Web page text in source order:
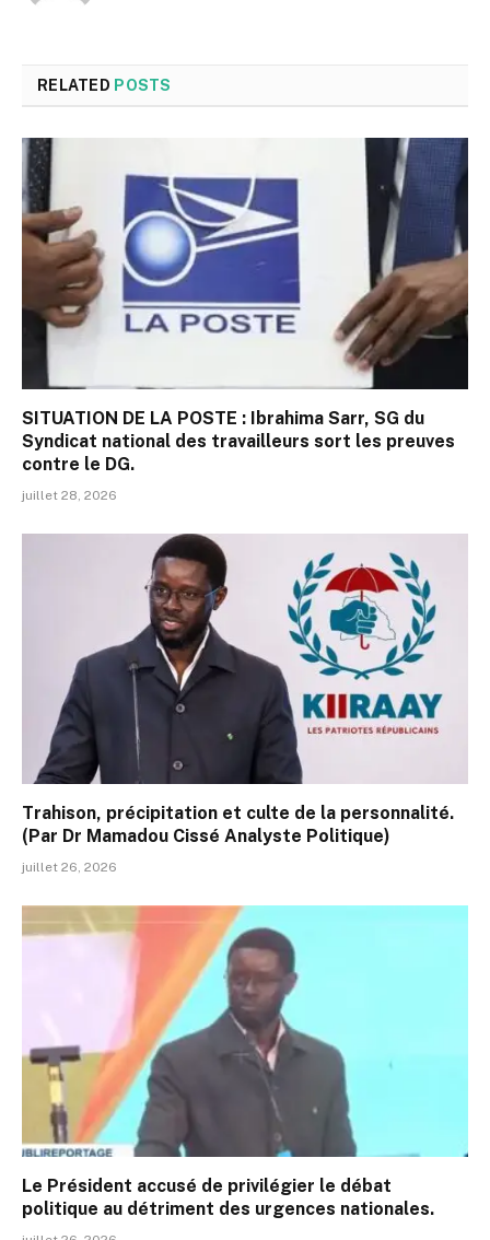
RELATED POSTS
SITUATION DE LA POSTE : Ibrahima Sarr, SG du
Syndicat national des travailleurs sort les preuves
contre le DG.
juillet 28, 2026
Trahison, précipitation et culte de la personnalité.
(Par Dr Mamadou Cissé Analyste Politique)
juillet 26, 2026
Le Président accusé de privilégier le débat
politique au détriment des urgences nationales.